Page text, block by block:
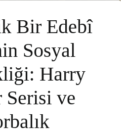
Bir Edebî
Sosyal
Harry
Serisi ve